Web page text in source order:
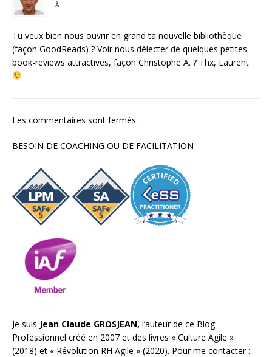
À
Tu veux bien nous ouvrir en grand ta nouvelle bibliothèque
(façon GoodReads) ? Voir nous délecter de quelques petites
book-reviews attractives, façon Christophe A. ? Thx, Laurent
Les commentaires sont fermés.
BESOIN DE COACHING OU DE FACILITATION
Je suis Jean Claude GROSJEAN, l’auteur de ce Blog
Professionnel créé en 2007 et des livres « Culture Agile »
(2018) et « Révolution RH Agile » (2020). Pour me contacter :